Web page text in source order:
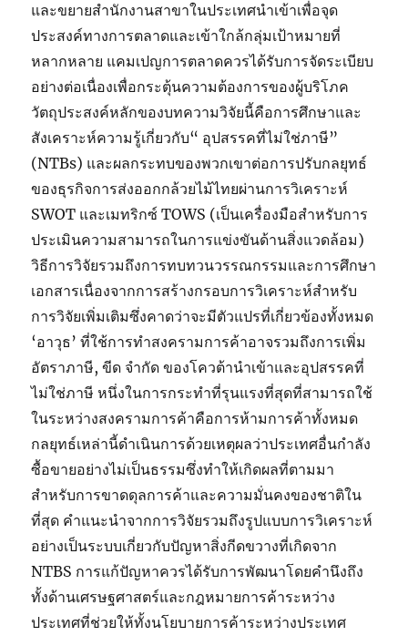
และขยายสำนักงานสาขาในประเทศนำเข้าเพื่อจุด
ประสงค์ทางการตลาดและเข้าใกล้กลุ่มเป้าหมายที่
หลากหลาย แคมเปญการตลาดควรได้รับการจัดระเบียบ
อย่างต่อเนื่องเพื่อกระตุ้นความต้องการของผู้บริโภค
วัตถุประสงค์หลักของบทความวิจัยนี้คือการศึกษาและ
สังเคราะห์ความรู้เกี่ยวกับ“ อุปสรรคที่ไม่ใช่ภาษี”
(NTBs) และผลกระทบของพวกเขาต่อการปรับกลยุทธ์
ของธุรกิจการส่งออกกล้วยไม้ไทยผ่านการวิเคราะห์
SWOT และเมทริกซ์ TOWS (เป็นเครื่องมือสำหรับการ
ประเมินความสามารถในการแข่งขันด้านสิ่งแวดล้อม)
วิธีการวิจัยรวมถึงการทบทวนวรรณกรรมและการศึกษา
เอกสารเนื่องจากการสร้างกรอบการวิเคราะห์สำหรับ
การวิจัยเพิ่มเติมซึ่งคาดว่าจะมีตัวแปรที่เกี่ยวข้องทั้งหมด
‘อาวุธ’ ที่ใช้การทำสงครามการค้าอาจรวมถึงการเพิ่ม
อัตราภาษี, ขีด จำกัด ของโควต้านำเข้าและอุปสรรคที่
ไม่ใช่ภาษี หนึ่งในการกระทำที่รุนแรงที่สุดที่สามารถใช้
ในระหว่างสงครามการค้าคือการห้ามการค้าทั้งหมด
กลยุทธ์เหล่านี้ดำเนินการด้วยเหตุผลว่าประเทศอื่นกำลัง
ซื้อขายอย่างไม่เป็นธรรมซึ่งทำให้เกิดผลที่ตามมา
สำหรับการขาดดุลการค้าและความมั่นคงของชาติใน
ที่สุด คำแนะนำจากการวิจัยรวมถึงรูปแบบการวิเคราะห์
อย่างเป็นระบบเกี่ยวกับปัญหาสิ่งกีดขวางที่เกิดจาก
NTBS การแก้ปัญหาควรได้รับการพัฒนาโดยคำนึงถึง
ทั้งด้านเศรษฐศาสตร์และกฎหมายการค้าระหว่าง
ประเทศที่ช่วยให้ทั้งนโยบายการค้าระหว่างประเทศ